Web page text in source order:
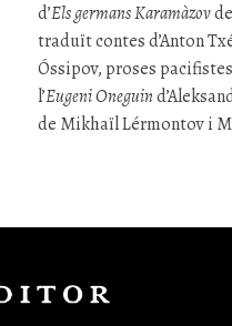
d’Els germans Karamàzov
traduït contes d’Anton
Óssipov, proses
l’Eugeni Oneguin
de Mikhaïl Lérmontov i